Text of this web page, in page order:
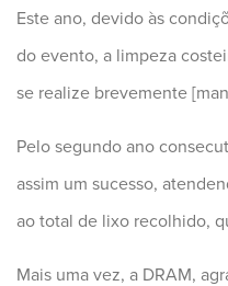
Este ano, devido às
do evento, a limpeza
se realize brevemente
Pelo segundo ano
assim um sucesso,
ao total de lixo recolhido,
Mais uma vez, a DRAM,